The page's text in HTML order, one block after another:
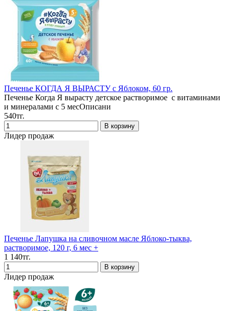
Печенье КОГДА Я ВЫРАСТУ с Яблоком, 60 гр.
Печенье Когда Я вырасту детское растворимое с витаминами
и минералами с 5 месОписани
540тг.
Лидер продаж
Печенье Лапушка на сливочном масле Яблоко-тыква,
растворимое, 120 г, 6 мес +
1 140тг.
Лидер продаж